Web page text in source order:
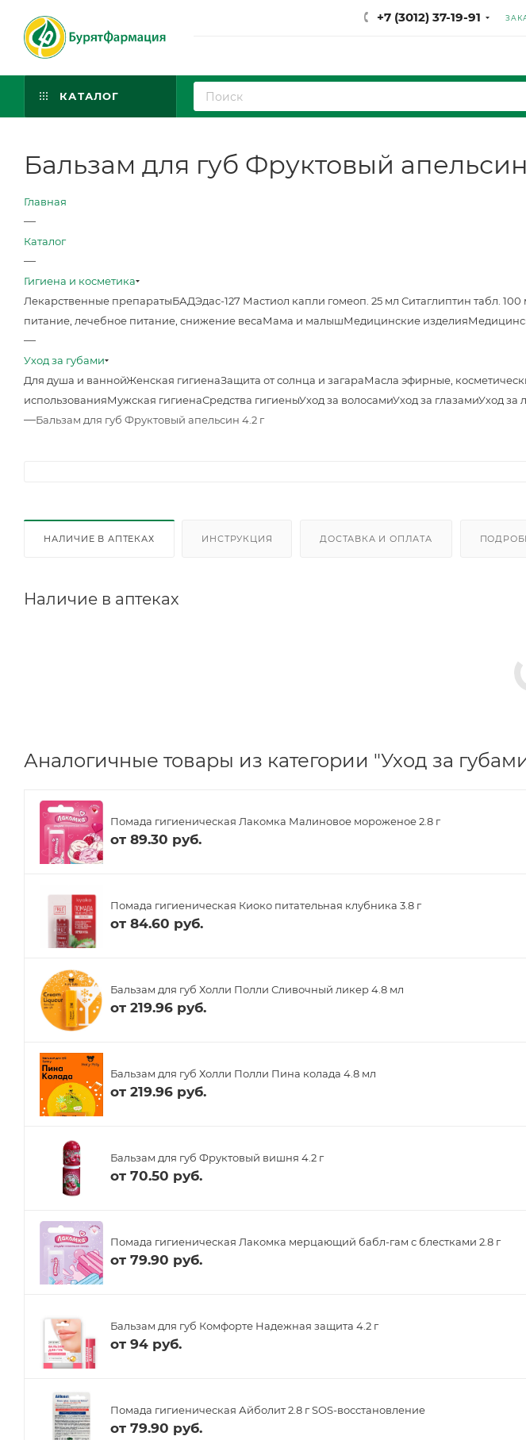
+7 (3012) 37-19-91
КАТАЛОГ
Бальзам для губ Фруктовый
Главная
—
Каталог
—
Гигиена и косметика
Лекарственные препаратыБАДЭдас-127 Мастиол капли гомеоп. 25 мл Ситаглиптин табл.
питание, лечебное питание, снижение весаМама и малышМедицинские изделия
—
Уход за губами
Для душа и ваннойЖенская гигиенаЗащита от солнца и загараМасла эфирные,
использованияМужская гигиенаСредства гигиеныУход за волосамиУход за глазамиУход за
—Бальзам для губ Фруктовый апельсин 4.2 г
НАЛИЧИЕ В АПТЕКАХ ИНСТРУКЦИЯ ДОСТАВКА И ОПЛАТА
Наличие в аптеках
Аналогичные товары из категории "Уход за
Помада гигиеническая Лакомка Малиновое мороженое 2.8 г
от 89.30 руб.
Помада гигиеническая Киоко питательная клубника 3.8 г
от 84.60 руб.
Бальзам для губ Холли Полли Сливочный ликер 4.8 мл
от 219.96 руб.
Бальзам для губ Холли Полли Пина колада 4.8 мл
от 219.96 руб.
Бальзам для губ Фруктовый вишня 4.2 г
от 70.50 руб.
Помада гигиеническая Лакомка мерцающий бабл-гам с блестками 2.8 г
от 79.90 руб.
Бальзам для губ Комфорте Надежная защита 4.2 г
от 94 руб.
Помада гигиеническая Айболит 2.8 г SOS-восстановление
от 79.90 руб.